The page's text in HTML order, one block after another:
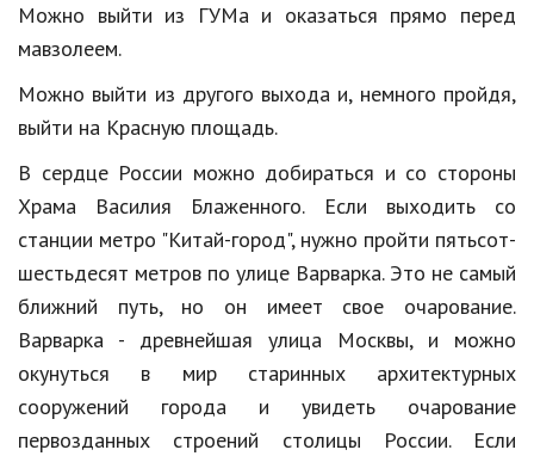
Можно выйти из ГУМа и оказаться прямо перед
мавзолеем.
Можно выйти из другого выхода и, немного пройдя,
выйти на Красную площадь.
В сердце России можно добираться и со стороны
Храма Василия Блаженного. Если выходить со
станции метро "Китай-город", нужно пройти пятьсот-
шестьдесят метров по улице Варварка. Это не самый
ближний путь, но он имеет свое очарование.
Варварка - древнейшая улица Москвы, и можно
окунуться в мир старинных архитектурных
сооружений города и увидеть очарование
первозданных строений столицы России. Если